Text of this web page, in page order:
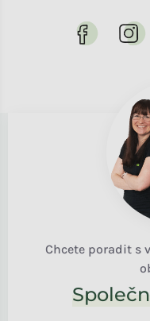
Chcete poradit s